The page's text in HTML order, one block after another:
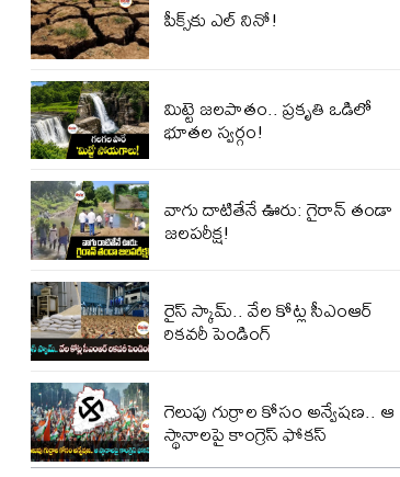
పీక్స్‌కు ఎల్‌ నినో!
మిట్టె జలపాతం.. ప్రకృతి ఒడిలో
భూతల స్వర్గం!
వాగు దాటితేనే ఊరు: గైరాన్ తండా
జలపరీక్ష!
రైస్ స్కామ్.. వేల కోట్ల‌ సీఎంఆర్
రికవరీ పెండింగ్
గెలుపు గుర్రాల కోసం అన్వేషణ.. ఆ
స్థానాలపై కాంగ్రెస్ ఫోకస్